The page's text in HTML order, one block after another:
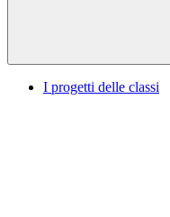
I progetti delle classi